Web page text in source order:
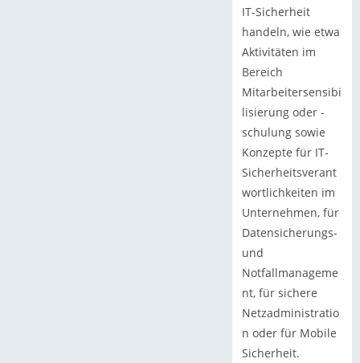
IT-Sicherheit
handeln, wie etwa
Aktivitäten im
Bereich
Mitarbeitersensibi
lisierung oder -
schulung sowie
Konzepte für IT-
Sicherheitsverant
wortlichkeiten im
Unternehmen, für
Datensicherungs-
und
Notfallmanageme
nt, für sichere
Netzadministratio
n oder für Mobile
Sicherheit.